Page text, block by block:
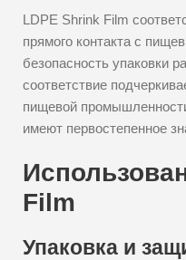
LDPE Shrink Film
прямого контакта с
безопасность упаковки
соответствие
пищевой
имеют первостепенное
Film
Упаковка и